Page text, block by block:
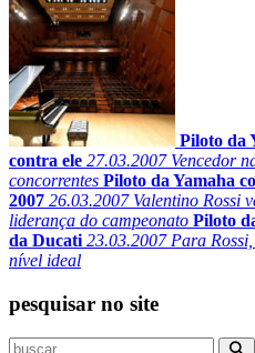
Piloto da
contra ele 27.03.2007Vencedor
concorrentes Piloto da Yamaha
2007 26.03.2007Valentino Rossi
liderança do campeonato Piloto
da Ducati 23.03.2007Para Rossi,
nível ideal
pesquisar no site